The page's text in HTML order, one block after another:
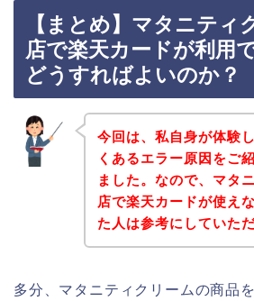
【まとめ】マタニティ
店で楽天カードが利用
どうすればよいのか？
今回は、私自身が体験
くあるエラー原因をご
ました。なので、マタ
店で楽天カードが使え
た人は参考にしていた
多分、マタニティクリームの商品